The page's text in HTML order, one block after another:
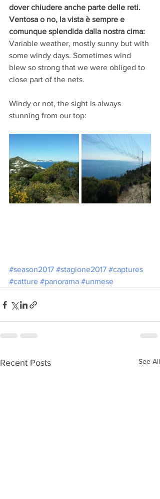
dover chiudere anche parte delle reti.
Ventosa o no, la vista è sempre e
comunque splendida dalla nostra cima:
Variable weather, mostly sunny but with
some windy days. Sometimes wind
blew so strong that we were obliged to
close part of the nets.
Windy or not, the sight is always
stunning from our top:
#season2017 #stagione2017 #captures
#catture #panorama #unmese
Recent Posts See All